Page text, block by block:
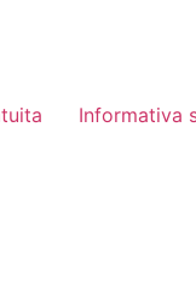
Informativa